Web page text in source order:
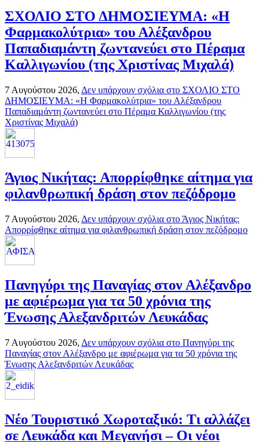
ΣΧΟΛΙΟ ΣΤΟ ΔΗΜΟΣΙΕΥΜΑ: «Η
Φαρμακολύτρια» του Αλέξανδρου
Παπαδιαμάντη ζωντανεύει στο Πέραμα
Καλλιγωνίου (της Χριστίνας Μιχαλά)
7 Αυγούστου 2026, Δεν υπάρχουν σχόλια στο ΣΧΟΛΙΟ ΣΤΟ
ΔΗΜΟΣΙΕΥΜΑ: «Η Φαρμακολύτρια» του Αλέξανδρου
Παπαδιαμάντη ζωντανεύει στο Πέραμα Καλλιγωνίου (της
Χριστίνας Μιχαλά)
Άγιος Νικήτας: Απορρίφθηκε αίτημα για
φιλανθρωπική δράση στον πεζόδρομο
7 Αυγούστου 2026, Δεν υπάρχουν σχόλια στο Άγιος Νικήτας:
Απορρίφθηκε αίτημα για φιλανθρωπική δράση στον πεζόδρομο
Πανηγύρι της Παναγίας στον Αλέξανδρο
με αφιέρωμα για τα 50 χρόνια της
Ένωσης Αλεξανδριτών Λευκάδας
7 Αυγούστου 2026, Δεν υπάρχουν σχόλια στο Πανηγύρι της
Παναγίας στον Αλέξανδρο με αφιέρωμα για τα 50 χρόνια της
Ένωσης Αλεξανδριτών Λευκάδας
Νέο Τουριστικό Χωροταξικό: Τι αλλάζει
σε Λευκάδα και Μεγανήσι – Οι νέοι